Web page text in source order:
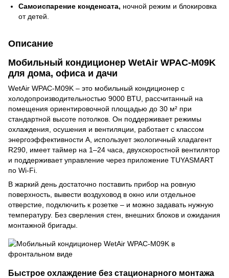
Самоиспарение конденсата, ночной режим и блокировка
от детей.
Описание
Мобильный кондиционер WetAir WPAC-M09K
для дома, офиса и дачи
WetAir WPAC-M09K – это мобильный кондиционер с
холодопроизводительностью 9000 BTU, рассчитанный на
помещения ориентировочной площадью до 30 м² при
стандартной высоте потолков. Он поддерживает режимы
охлаждения, осушения и вентиляции, работает с классом
энергоэффективности А, использует экологичный хладагент
R290, имеет таймер на 1–24 часа, двухскоростной вентилятор
и поддерживает управление через приложение TUYASMART
по Wi-Fi.
В жаркий день достаточно поставить прибор на ровную
поверхность, вывести воздуховод в окно или отдельное
отверстие, подключить к розетке – и можно задавать нужную
температуру. Без сверления стен, внешних блоков и ожидания
монтажной бригады.
Быстрое охлаждение без стационарного монтажа